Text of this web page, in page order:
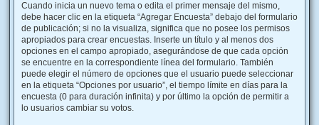
Cuando inicia un nuevo tema o edita el primer mensaje del mismo,
debe hacer clic en la etiqueta “Agregar Encuesta” debajo del formulario
de publicación; si no la visualiza, significa que no posee los permisos
apropiados para crear encuestas. Inserte un título y al menos dos
opciones en el campo apropiado, asegurándose de que cada opción
se encuentre en la correspondiente línea del formulario. También
puede elegir el número de opciones que el usuario puede seleccionar
en la etiqueta “Opciones por usuario”, el tiempo límite en días para la
encuesta (0 para duración infinita) y por último la opción de permitir a
lo usuarios cambiar su votos.